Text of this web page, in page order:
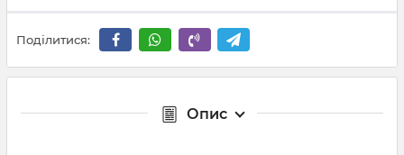
Поділитися:
Опис